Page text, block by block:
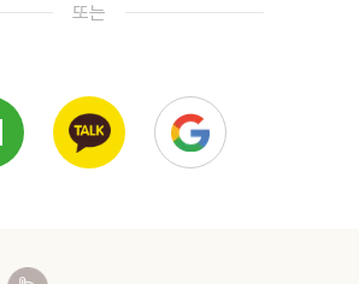
또는